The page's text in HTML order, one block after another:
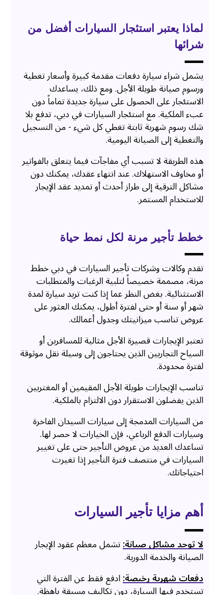
لماذا يعتبر استئجار السيارات أفضل من
شرائها
يشمل شراء سيارة دفعات مقدمة كبيرة وأسعار تغطية
ورسوم صيانة طويلة الأجل. ومع ذلك، يساعدك
الاستئجار على الحصول على سيارة جديدة تماماً دون
عبء الملكية. مع استئجار السيارات في دبي، تدفع بلا
شك رسوم شهرية ثابتة تغطي كل شيء - من التسجيل
والتغطية إلى الصيانة اليومية.
هذه الطريقة لا تسبب أي مفاجآت فيما يتعلق بالفواتير
أو مخاوف الاستهلاك. عند انتهاء عقدك، يمكنك دون
مشاكل الترقية إلى طراز أحدث أو تمديد عقد الإيجار
للاستخدام المستمر.
خطط تأجير مرنة لكل نمط حياة
تقدم وكالات وشركات تأجير السيارات في دبي خطط
مرنة، مصممة خصيصاً لتلبية الرغبات والمتطلبات
الاستثنائية. بغض النظر عما إذا كنت تريد سيارة لمدة
شهر أو سنة أو حتى لفترة أطول، يمكنك العثور على
عروض تناسب ميزانيتك وجدول أعمالك.
تعتبر الإيجارات قصيرة الأجل مثالية للمسافرين أو
السياح التجاريين الذين يحتاجون إلى وسيلة نقل موثوقة
لفترة محدودة.
تناسب الإيجارات طويلة الأجل المقيمين أو المغتربين
الذين يفضلون الاستقرار دون الالتزام بالملكية.
من السيارات المدمجة إلى سيارات السيدان الفاخرة
وسيارات الدفع الرباعي، فإن الخيارات لا حصر لها.
تساعدك العديد من عروض التأجير حتى على تغيير
السيارات في منتصف فترة التأجير إذا تغيرت
احتياجاتك.
أهم مزايا تأجير السيارات
لا توجد مشاكل صيانة:تشمل معظم عقود الإيجار
الصيانة والخدمة الدورية.
دفعات شهرية رخيصة:ادفع فقط عن الفترة التي
تستخدم فيها السيارة، دون تكاليف مسبقة باهظة.